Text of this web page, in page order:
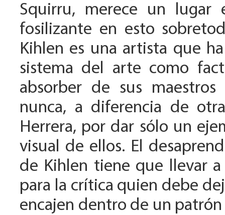
Squirru, merece un lugar
fosilizante en esto
Kihlen es una artista que
sistema del arte como
absorber de sus
nunca, a diferencia de
Herrera, por dar sólo un
visual de ellos. El
de Kihlen tiene que llevar
para la crítica quien debe
encajen dentro de un